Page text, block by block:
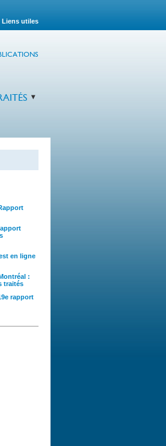
Liens utiles
en ligne
:
traités
rapport